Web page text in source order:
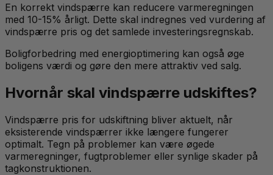
En korrekt vindspærre kan reducere varmeregningen
med 10-15% årligt. Dette skal indregnes ved vurdering af
vindspærre pris og det samlede investeringsregnskab.
Boligforbedring med energioptimering kan også øge
boligens værdi og gøre den mere attraktiv ved salg.
Hvornår skal vindspærre udskiftes?
Vindspærre pris for udskiftning bliver aktuelt, når
eksisterende vindspærrer ikke længere fungerer
optimalt. Tegn på problemer kan være øgede
varmeregninger, fugtproblemer eller synlige skader på
tagkonstruktionen.